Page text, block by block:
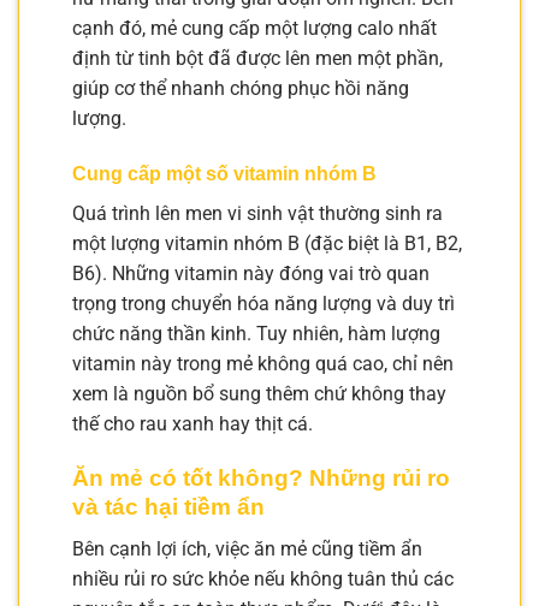
cạnh đó, mẻ cung cấp một lượng calo nhất
định từ tinh bột đã được lên men một phần,
giúp cơ thể nhanh chóng phục hồi năng
lượng.
Cung cấp một số vitamin nhóm B
Quá trình lên men vi sinh vật thường sinh ra
một lượng vitamin nhóm B (đặc biệt là B1, B2,
B6). Những vitamin này đóng vai trò quan
trọng trong chuyển hóa năng lượng và duy trì
chức năng thần kinh. Tuy nhiên, hàm lượng
vitamin này trong mẻ không quá cao, chỉ nên
xem là nguồn bổ sung thêm chứ không thay
thế cho rau xanh hay thịt cá.
Ăn mẻ có tốt không? Những rủi ro
và tác hại tiềm ẩn
Bên cạnh lợi ích, việc ăn mẻ cũng tiềm ẩn
nhiều rủi ro sức khỏe nếu không tuân thủ các